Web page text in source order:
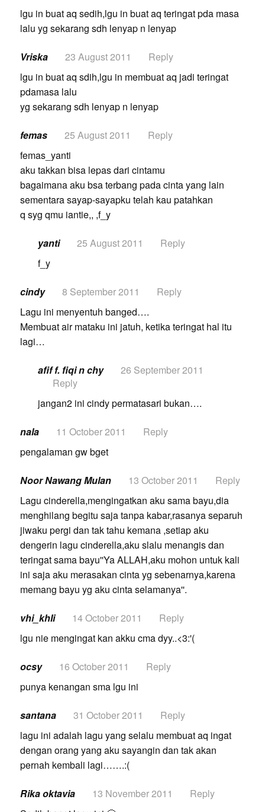
lgu in buat aq sedih,lgu in buat aq teringat pda masa
lalu yg sekarang sdh lenyap n lenyap
Vriska 23 August 2011
Reply
lgu in buat aq sdih,lgu in membuat aq jadi teringat
pdamasa lalu
yg sekarang sdh lenyap n lenyap
femas 25 August 2011
Reply
femas_yanti
aku takkan bisa lepas dari cintamu
bagaimana aku bsa terbang pada cinta yang lain
sementara sayap-sayapku telah kau patahkan
q syg qmu iantie,, ,f_y
yanti 25 August 2011
Reply
f_y
cindy 8 September 2011
Reply
Lagu ini menyentuh banged….
Membuat air mataku ini jatuh, ketika teringat hal itu
lagi…
afif f. fiqi n chy
26 September 2011
Reply
jangan2 ini cindy permatasari bukan….
nala 11 October 2011
Reply
pengalaman gw bget
Noor Nawang Mulan 13 October 2011
Reply
Lagu cinderella,mengingatkan aku sama bayu,dia
menghilang begitu saja tanpa kabar,rasanya separuh
jiwaku pergi dan tak tahu kemana ,setiap aku
dengerin lagu cinderella,aku slalu menangis dan
teringat sama bayu''Ya ALLAH,aku mohon untuk kali
ini saja aku merasakan cinta yg sebenarnya,karena
memang bayu yg aku cinta selamanya''.
vhi_khIi 14 October 2011
Reply
lgu nie mengingat kan akku cma dyy..<3:'(
ocsy 16 October 2011
Reply
punya kenangan sma lgu ini
santana 31 October 2011
Reply
lagu ini adalah lagu yang selalu membuat aq ingat
dengan orang yang aku sayangin dan tak akan
pernah kembali lagi…….:(
Rika oktavia 13 November 2011
Reply